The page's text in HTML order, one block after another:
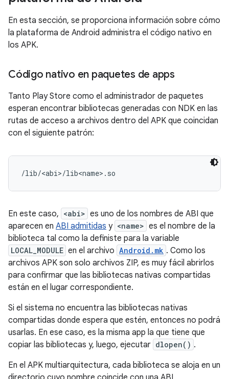
En esta sección, se proporciona información sobre cómo
la plataforma de Android administra el código nativo en
los APK.
Código nativo en paquetes de apps
Tanto Play Store como el administrador de paquetes
esperan encontrar bibliotecas generadas con NDK en las
rutas de acceso a archivos dentro del APK que coincidan
con el siguiente patrón:
En este caso, <abi> es uno de los nombres de ABI que
aparecen en ABI admitidas y <name> es el nombre de la
biblioteca tal como la definiste para la variable
LOCAL_MODULE en el archivo Android.mk . Como los
archivos APK son solo archivos ZIP, es muy fácil abrirlos
para confirmar que las bibliotecas nativas compartidas
están en el lugar correspondiente.
Si el sistema no encuentra las bibliotecas nativas
compartidas donde espera que estén, entonces no podrá
usarlas. En ese caso, es la misma app la que tiene que
copiar las bibliotecas y, luego, ejecutar dlopen() .
En el APK multiarquitectura, cada biblioteca se aloja en un